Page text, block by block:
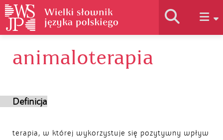
Historia słownika
animaloterapia
Definicja
terapia, w której wykorzystuje się pozytywny wpływ